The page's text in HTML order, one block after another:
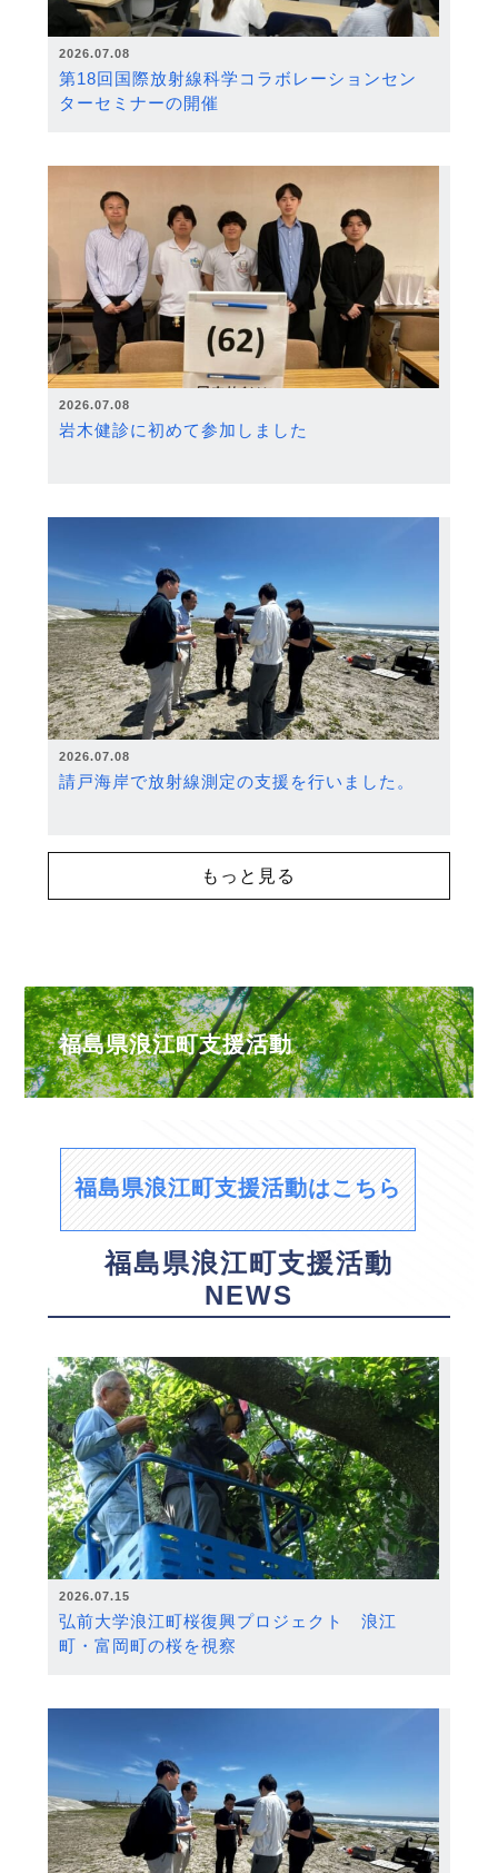
2026.07.08
第18回国際放射線科学コラボレーションセン
ターセミナーの開催
2026.07.08
岩木健診に初めて参加しました
2026.07.08
請戸海岸で放射線測定の支援を行いました。
もっと見る
福島県浪江町支援活動
福島県浪江町支援活動はこちら
福島県浪江町支援活動
NEWS
2026.07.15
弘前大学浪江町桜復興プロジェクト 浪江
町・富岡町の桜を視察